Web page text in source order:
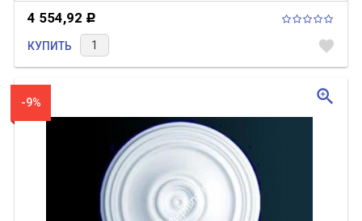
4 554,92 Р
КУПИТЬ favorite
-9% zoom_in